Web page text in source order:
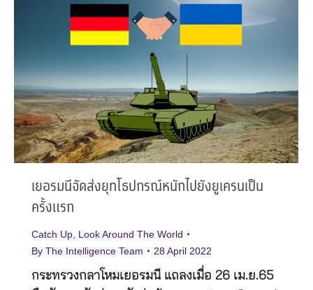
เยอรมนีจัดส่งยุทโธปกรณ์หนักไปยังยูเครนเป็น
ครั้งแรก
Catch Up, Look Around The World
By The Intelligence Team 28 April 2022
กระทรวงกลาโหมเยอรมนี แถลงเมื่อ 26 เม.ย.65